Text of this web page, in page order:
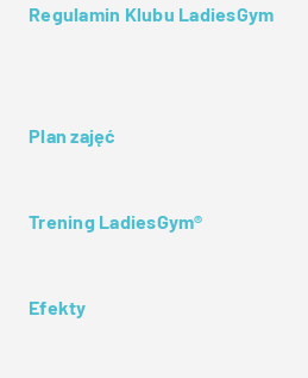
Regulamin Klubu LadiesGym
Plan zajęć
Trening LadiesGym®
Efekty